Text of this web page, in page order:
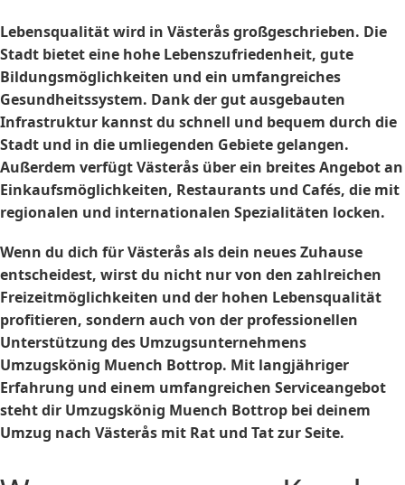
Lebensqualität wird in Västerås großgeschrieben. Die
Stadt bietet eine hohe Lebenszufriedenheit, gute
Bildungsmöglichkeiten und ein umfangreiches
Gesundheitssystem. Dank der gut ausgebauten
Infrastruktur kannst du schnell und bequem durch die
Stadt und in die umliegenden Gebiete gelangen.
Außerdem verfügt Västerås über ein breites Angebot an
Einkaufsmöglichkeiten, Restaurants und Cafés, die mit
regionalen und internationalen Spezialitäten locken.
Wenn du dich für Västerås als dein neues Zuhause
entscheidest, wirst du nicht nur von den zahlreichen
Freizeitmöglichkeiten und der hohen Lebensqualität
profitieren, sondern auch von der professionellen
Unterstützung des Umzugsunternehmens
Umzugskönig Muench Bottrop. Mit langjähriger
Erfahrung und einem umfangreichen Serviceangebot
steht dir Umzugskönig Muench Bottrop bei deinem
Umzug nach Västerås mit Rat und Tat zur Seite.